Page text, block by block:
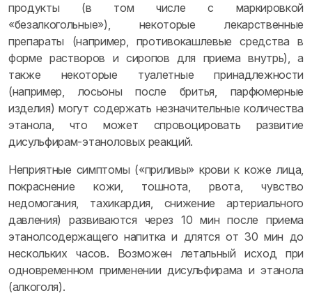
продукты (в том числе с маркировкой
«безалкогольные»), некоторые лекарственные
препараты (например, противокашлевые средства в
форме растворов и сиропов для приема внутрь), а
также некоторые туалетные принадлежности
(например, лосьоны после бритья, парфюмерные
изделия) могут содержать незначительные количества
этанола, что может спровоцировать развитие
дисульфирам-этаноловых реакций.
Неприятные симптомы («приливы» крови к коже лица,
покраснение кожи, тошнота, рвота, чувство
недомогания, тахикардия, снижение артериального
давления) развиваются через 10 мин после приема
этанолсодержащего напитка и длятся от 30 мин до
нескольких часов. Возможен летальный исход при
одновременном применении дисульфирама и этанола
(алкоголя).